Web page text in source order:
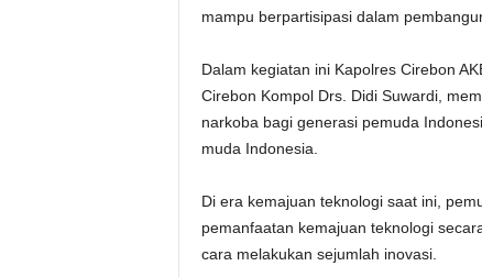
mampu berpartisipasi dalam
Dalam kegiatan ini Kapolres Cirebon
Cirebon Kompol Drs. Didi Suwardi,
narkoba bagi generasi pemuda
muda Indonesia.
Di era kemajuan teknologi saat ini,
pemanfaatan kemajuan teknologi
cara melakukan sejumlah inovasi.